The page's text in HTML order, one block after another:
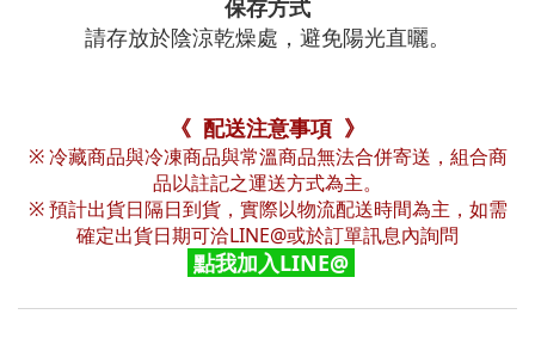
保存方式
請存放於陰涼乾燥處，避免陽光直曬。
《 配送注意事項 》
※ 冷藏商品與冷凍商品與常溫商品無法合併寄送，組合商
品以註記之運送方式為主。
※ 預計出貨日隔日到貨，實際以物流配送時間為主，如需
確定出貨日期可洽LINE@或於訂單訊息內詢問
點我加入LINE@